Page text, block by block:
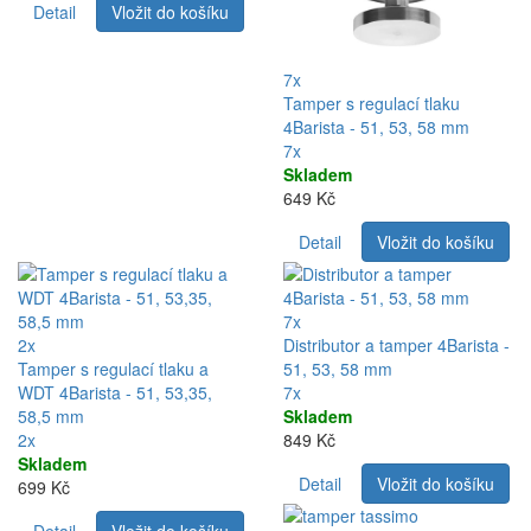
Detail Vložit do košíku
7x
Tamper s regulací tlaku
4Barista - 51, 53, 58 mm
7x
Skladem
649 Kč
Detail
Vložit do košíku
2x
Tamper s regulací tlaku a
WDT 4Barista - 51, 53,35,
58,5 mm
2x
Skladem
699 Kč
7x
Distributor a tamper 4Barista -
51, 53, 58 mm
7x
Skladem
849 Kč
Detail
Vložit do košíku